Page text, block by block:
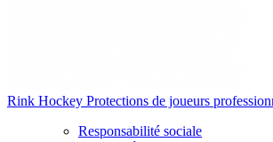
Rink Hockey Protections de joueurs
Responsabilité sociale